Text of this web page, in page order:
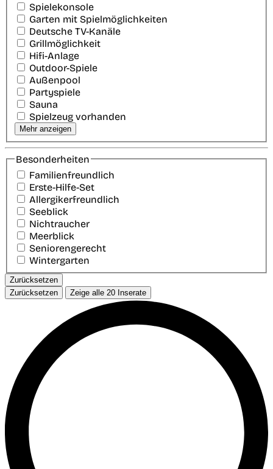
Spielekonsole
Garten mit Spielmöglichkeiten
Deutsche TV-Kanäle
Grillmöglichkeit
Hifi-Anlage
Outdoor-Spiele
Außenpool
Partyspiele
Sauna
Spielzeug vorhanden
Mehr anzeigen
Besonderheiten
Familienfreundlich
Erste-Hilfe-Set
Allergikerfreundlich
Seeblick
Nichtraucher
Meerblick
Seniorengerecht
Wintergarten
Zurücksetzen
Zurücksetzen
Zeige alle 20 Inserate